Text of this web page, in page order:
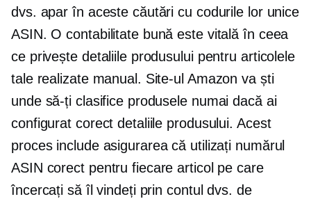
dvs. apar în aceste căutări cu codurile lor unice
ASIN. O contabilitate bună este vitală în ceea
ce privește detaliile produsului pentru articolele
tale realizate manual. Site-ul Amazon va ști
unde să-ți clasifice produsele numai dacă ai
configurat corect detaliile produsului. Acest
proces include asigurarea că utilizați numărul
ASIN corect pentru fiecare articol pe care
încercați să îl vindeți prin contul dvs. de